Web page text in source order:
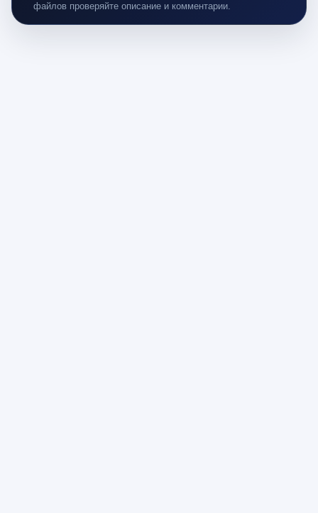
файлов проверяйте описание и комментарии.